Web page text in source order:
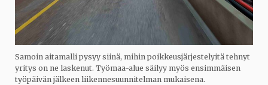
Samoin aitamalli pysyy siinä, mihin poikkeusjärjestelyitä tehnyt
yritys on ne laskenut. Työmaa-alue säilyy myös ensimmäisen
työpäivän jälkeen liikennesuunnitelman mukaisena.